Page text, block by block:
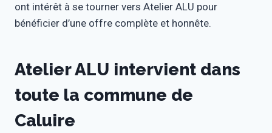
ont intérêt à se tourner vers Atelier ALU pour
bénéficier d’une offre complète et honnête.
Atelier ALU intervient dans
toute la commune de
Caluire